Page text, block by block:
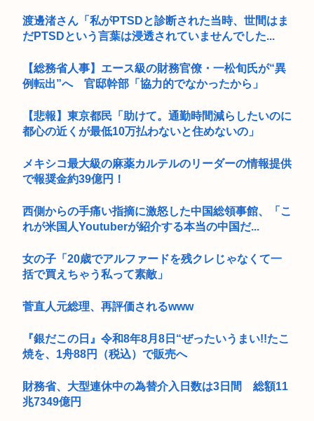
渡邊渚さん「私がPTSDと診断された当時、世間はま
だPTSDという言葉は浸透されていませんでした...
【総務省人事】エース級の財務官僚・一松旬氏が“異
例転出”へ 官邸幹部「協力的でなかったから」
【悲報】東京都民「助けて。通勤時間減らしたいのに
都心の近くが最低10万払わないと住めないの」
メキシコ最大級の麻薬カルテルのリーダーの情報提供
で報奨金約39億円！
西側からの手痛い指摘に激怒した中国総領事館、「こ
れが米国人Youtuberが紹介する本当の中国だ...
女の子「20歳でアルファードを残クレじゃなくて一
括で買えちゃう私って素敵」
菅直人元総理、再評価されるwww
『銀だこの日』令和8年8月8日“ぜったいうまい!!たこ
焼を、1舟88円（税込）で販売へ
財務省、大型連休中の為替介入日数は3日間 総額11
兆7349億円